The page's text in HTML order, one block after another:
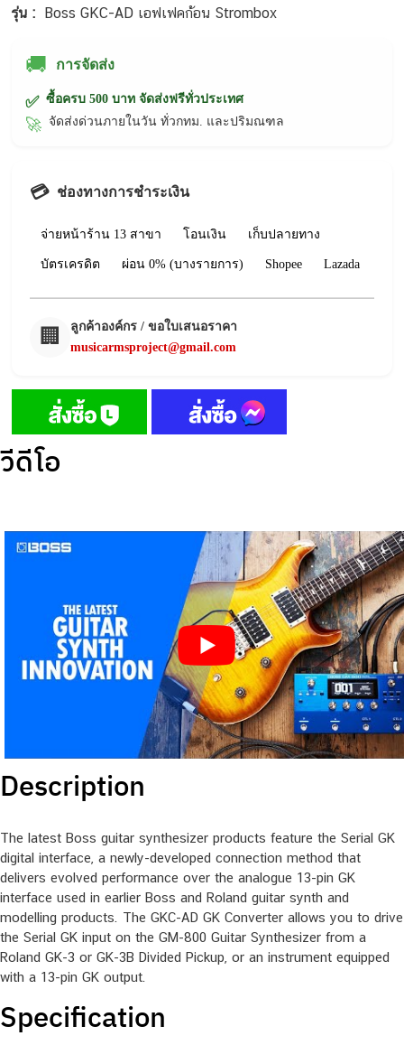
รุ่น : Boss GKC-AD เอฟเฟคก้อน Strombox
🚚 การจัดส่ง
✅ ซื้อครบ 500 บาท จัดส่งฟรีทั่วประเทศ
🚀 จัดส่งด่วนภายในวัน ทั่วกทม. และปริมณฑล
💳 ช่องทางการชำระเงิน
จ่ายหน้าร้าน 13 สาขา โอนเงิน เก็บปลายทาง
บัตรเครดิต ผ่อน 0% (บางรายการ) Shopee Lazada
🏢
ลูกค้าองค์กร / ขอใบเสนอราคา
musicarmsproject@gmail.com
วีดีโอ
Description
The latest Boss guitar synthesizer products feature the Serial GK
digital interface, a newly-developed connection method that
delivers evolved performance over the analogue 13-pin GK
interface used in earlier Boss and Roland guitar synth and
modelling products. The GKC-AD GK Converter allows you to drive
the Serial GK input on the GM-800 Guitar Synthesizer from a
Roland GK-3 or GK-3B Divided Pickup, or an instrument equipped
with a 13-pin GK output.
Specification